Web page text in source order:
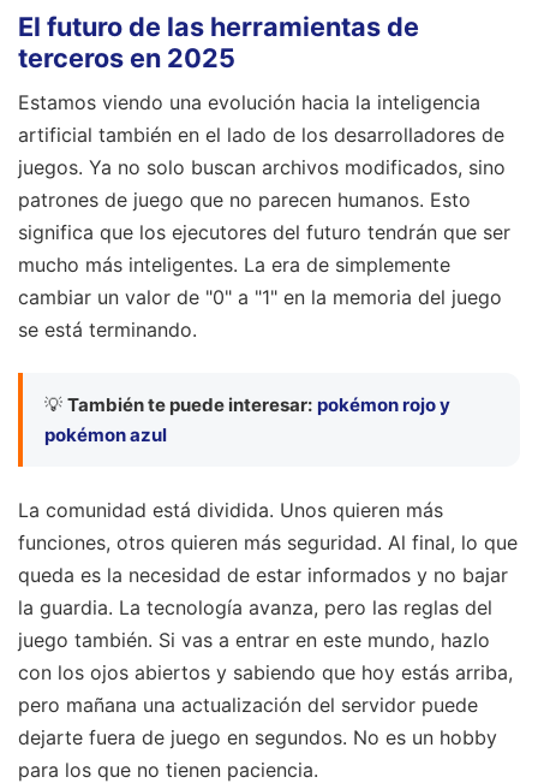
El futuro de las herramientas de
terceros en 2025
Estamos viendo una evolución hacia la inteligencia
artificial también en el lado de los desarrolladores de
juegos. Ya no solo buscan archivos modificados, sino
patrones de juego que no parecen humanos. Esto
significa que los ejecutores del futuro tendrán que ser
mucho más inteligentes. La era de simplemente
cambiar un valor de "0" a "1" en la memoria del juego
se está terminando.
💡 También te puede interesar: pokémon rojo y
pokémon azul
La comunidad está dividida. Unos quieren más
funciones, otros quieren más seguridad. Al final, lo que
queda es la necesidad de estar informados y no bajar
la guardia. La tecnología avanza, pero las reglas del
juego también. Si vas a entrar en este mundo, hazlo
con los ojos abiertos y sabiendo que hoy estás arriba,
pero mañana una actualización del servidor puede
dejarte fuera de juego en segundos. No es un hobby
para los que no tienen paciencia.